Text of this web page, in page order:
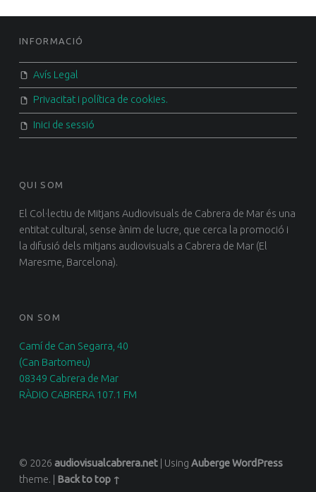
FOOTER SIDEBAR
INFORMACIÓ
Avís Legal
Privacitat i política de cookies.
Inici de sessió
QUI SOM
El Col·lectiu de Mitjans Audiovisuals de Cabrera de Mar és una
entitat cultural, sense ànim de lucre, que cerca la promoció i
la difusió dels mitjans audiovisuals a Cabrera de Mar (El
Maresme, Barcelona).
ON SOM
Camí de Can Segarra, 40
(Can Bartomeu)
08349 Cabrera de Mar
RÀDIO CABRERA 107.1 FM
© 2026 audiovisualcabrera.net Using AubergeWordPress
theme.
Back to top ↑